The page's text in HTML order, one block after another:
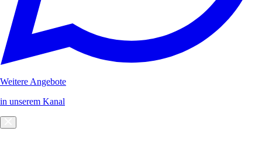
Weitere Angebote
in unserem Kanal